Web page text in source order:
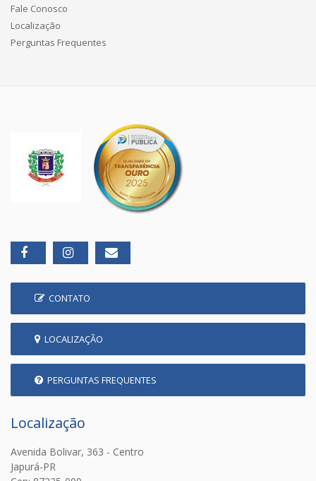
Fale Conosco
Localização
Perguntas Frequentes
CONTATO
LOCALIZAÇÃO
PERGUNTAS FREQUENTES
Localização
Avenida Bolivar, 363 - Centro
Japurá-PR